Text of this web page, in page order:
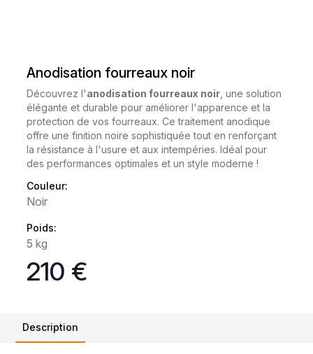
Anodisation fourreaux noir
Découvrez l'anodisation fourreaux noir , une solution
élégante et durable pour améliorer l'apparence et la
protection de vos fourreaux. Ce traitement anodique
offre une finition noire sophistiquée tout en renforçant
la résistance à l'usure et aux intempéries. Idéal pour
des performances optimales et un style moderne !
Couleur:
Noir
Poids:
5 kg
210 €
Description